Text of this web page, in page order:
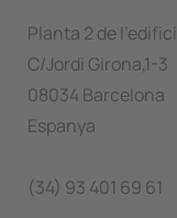
Planta 2 de
C/Jordi Girona,1-3
08034 Barcelona
Espanya
(34) 93 401 69 61